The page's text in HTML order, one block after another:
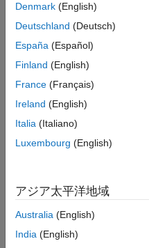
Denmark (English)
Deutschland (Deutsch)
España (Español)
Finland (English)
France (Français)
Ireland (English)
Italia (Italiano)
Luxembourg (English)
アジア太平洋地域
Australia (English)
India (English)
違法コピー防止
アプリ
© 1994-2026 The